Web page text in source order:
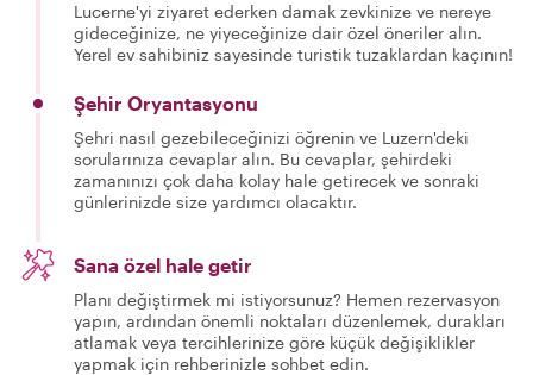
Lucerne'yi ziyaret ederken damak zevkinize ve nereye
gideceğinize, ne yiyeceğinize dair özel öneriler alın.
Yerel ev sahibiniz sayesinde turistik tuzaklardan kaçının!
Şehir Oryantasyonu
Şehri nasıl gezebileceğinizi öğrenin ve Luzern'deki
sorularınıza cevaplar alın. Bu cevaplar, şehirdeki
zamanınızı çok daha kolay hale getirecek ve sonraki
günlerinizde size yardımcı olacaktır.
Sana özel hale getir
Planı değiştirmek mi istiyorsunuz? Hemen rezervasyon
yapın, ardından önemli noktaları düzenlemek, durakları
atlamak veya tercihlerinize göre küçük değişiklikler
yapmak için rehberinizle sohbet edin.